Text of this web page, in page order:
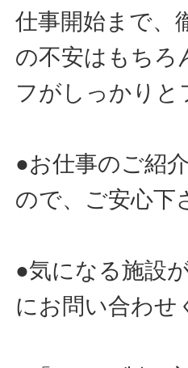
仕事開始まで、
の不安はもちろ
フがしっかりと
●お仕事のご紹
ので、ご安心下
●気になる施設
にお問い合わせ